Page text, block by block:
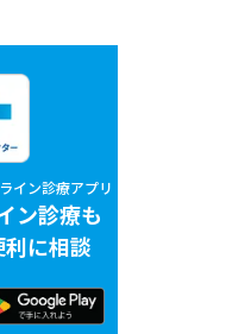
イン診療アプリ
ン診療も
に相談